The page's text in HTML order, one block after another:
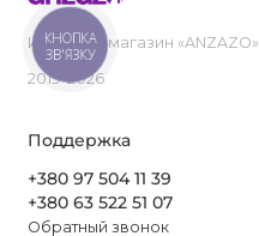
Интернет-магазин «ANZAZO»
2019-2026
Поддержка
+380 97 504 11 39
+380 63 522 51 07
Обратный звонок
КНОПКА
ЗВ'ЯЗКУ